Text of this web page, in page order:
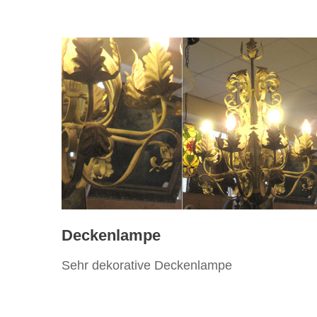
Deckenlampe
Sehr dekorative Deckenlampe